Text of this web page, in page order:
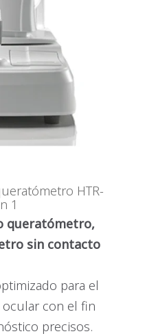
HTR-
1
queratómetro,
sin contacto
para el
con el fin
precisos.